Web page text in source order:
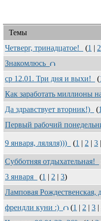
Темы
Четверг, тринадцатое!
(1 | 2
Знакомлюсь
ср 12.01. Три дня и выхи!
(
Как заработать миллионы
Да здравствует вторник!)
(1
Первый рабочий
9 января, ляляля))) (1 | 2 | 3 |
Субботняя отдыхательная!
3 января
(1 | 2 | 3)
Ламповая Рождественская,
френдли куни :)
(1 | 2 | 3 |